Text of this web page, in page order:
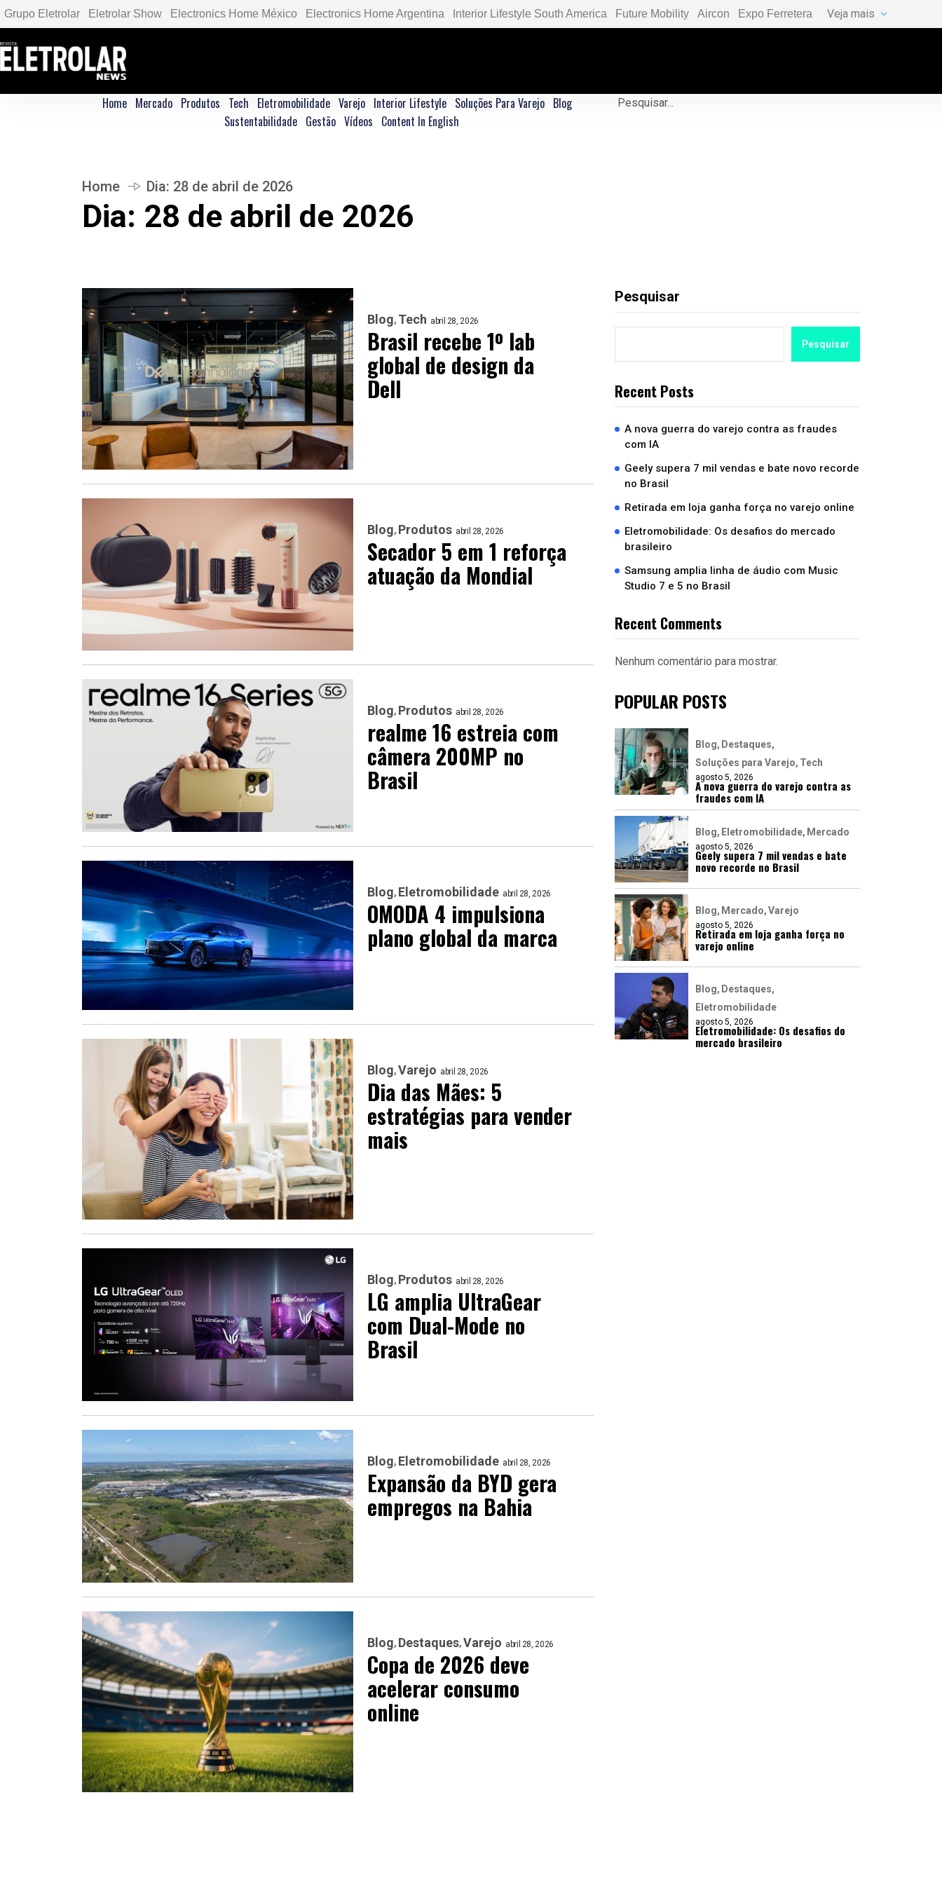
Grupo Eletrolar Eletrolar Show Electronics Home México Electronics Home Argentina Interior Lifestyle South America Future Mobility Aircon Expo Ferretera Veja mais
Home Mercado Produtos Tech Eletromobilidade Varejo Interior Lifestyle Soluções Para Varejo Blog
Sustentabilidade Gestão Vídeos Content In English
Home Dia: 28 de abril de 2026
Dia: 28 de abril de 2026
Blog Tech abril 28, 2026
Brasil recebe 1º lab
global de design da
Dell
Blog Produtos abril 28, 2026
Secador 5 em 1 reforça
atuação da Mondial
Blog Produtos abril 28, 2026
realme 16 estreia com
câmera 200MP no
Brasil
Blog Eletromobilidade abril 28, 2026
OMODA 4 impulsiona
plano global da marca
Blog Varejo abril 28, 2026
Dia das Mães: 5
estratégias para vender
mais
Blog Produtos abril 28, 2026
LG amplia UltraGear
com Dual-Mode no
Brasil
Blog Eletromobilidade abril 28, 2026
Expansão da BYD gera
empregos na Bahia
Blog Destaques Varejo abril 28, 2026
Copa de 2026 deve
acelerar consumo
online
Pesquisar
Pesquisar
Recent Posts
A nova guerra do varejo contra as fraudes
com IA
Geely supera 7 mil vendas e bate novo recorde
no Brasil
Retirada em loja ganha força no varejo online
Eletromobilidade: Os desafios do mercado
brasileiro
Samsung amplia linha de áudio com Music
Studio 7 e 5 no Brasil
Recent Comments
Nenhum comentário para mostrar.
POPULAR POSTS
Blog
Destaques
Soluções para Varejo Tech
agosto 5, 2026
A nova guerra do varejo contra as
fraudes com IA
Blog Eletromobilidade Mercado
agosto 5, 2026
Geely supera 7 mil vendas e bate
novo recorde no Brasil
Blog Mercado Varejo
agosto 5, 2026
Retirada em loja ganha força no
varejo online
Blog
Destaques
Eletromobilidade
agosto 5, 2026
Eletromobilidade: Os desafios do
mercado brasileiro